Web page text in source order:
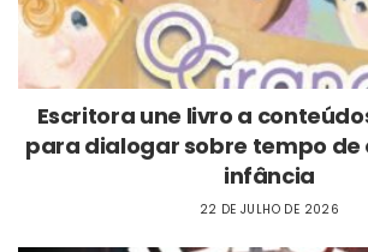
Escritora une livro a
para dialogar sobre tempo de
infância
22 DE JULHO DE 2026